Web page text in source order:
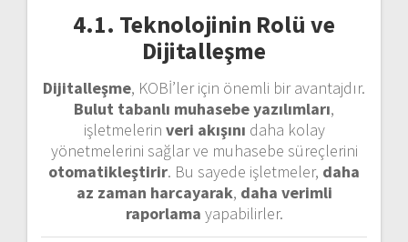
4.1. Teknolojinin Rolü ve
Dijitalleşme
Dijitalleşme, KOBİ’ler için önemli bir avantajdır.
Bulut tabanlı muhasebe yazılımları,
işletmelerin veri akışını daha kolay
yönetmelerini sağlar ve muhasebe süreçlerini
otomatikleştirir. Bu sayede işletmeler, daha
az zaman harcayarak, daha verimli
raporlama yapabilirler.